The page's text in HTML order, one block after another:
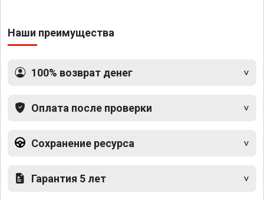
Наши преимущества
100% возврат денег
Оплата после проверки
Сохранение ресурса
Гарантия 5 лет